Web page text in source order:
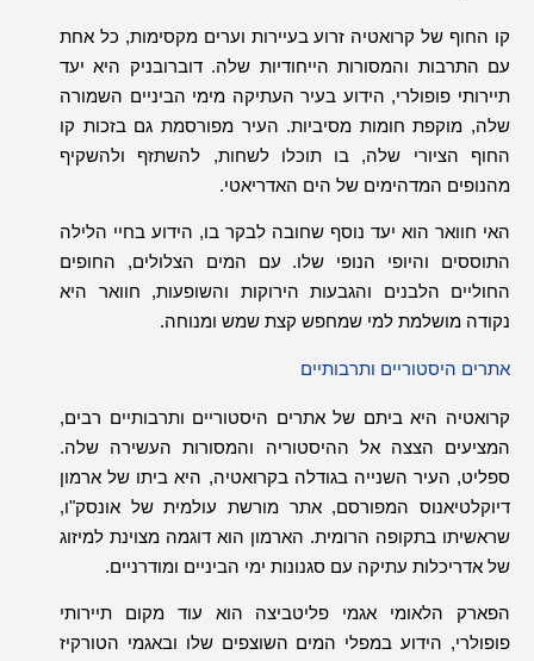
קו החוף של קרואטיה זרוע בעיירות וערים מקסימות, כל אחת
עם התרבות והמסורות הייחודיות שלה.דוברובניק היא יעד
תיירותי פופולרי, הידוע בעיר העתיקה מימי הביניים השמורה
שלה, מוקפת חומות מסיביות. העיר מפורסמת גם בזכות קו
החוף הציורי שלה, בו תוכלו לשחות, להשתזף ולהשקיף
מהנופים המדהימים של הים האדריאטי.
האי חוואר הוא יעד נוסף שחובה לבקר בו, הידוע בחיי הלילה
התוססים והיופי הנופי שלו. עם המים הצלולים, החופים
החוליים הלבנים והגבעות הירוקות והשופעות, חוואר היא
נקודה מושלמת למי שמחפש קצת שמש ומנוחה.
אתרים היסטוריים ותרבותיים
קרואטיה היא ביתם של אתרים היסטוריים ותרבותיים רבים,
המציעים הצצה אל ההיסטוריה והמסורות העשירה שלה.
ספליט, העיר השנייה בגודלה בקרואטיה, היא ביתו של ארמון
דיוקלטיאנוס המפורסם,אתר מורשת עולמית של אונסק"ו,
שראשיתו בתקופה הרומית. הארמון הוא דוגמה מצוינת למיזוג
של אדריכלות עתיקה עם סגנונות ימי הביניים ומודרניים.
הפארק הלאומי אגמי פליטביצה הוא עוד מקום תיירותי
פופולרי, הידוע במפלי המים השוצפים שלו ובאגמי הטורקיז